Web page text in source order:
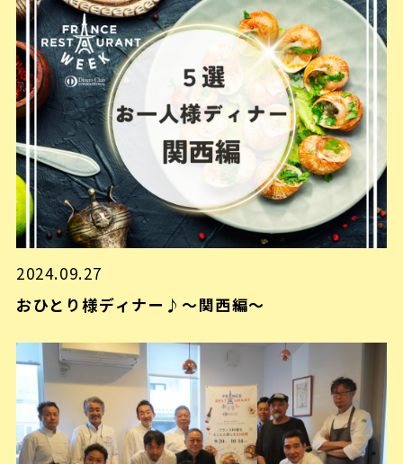
2024.09.27
おひとり様ディナー♪～関西編～